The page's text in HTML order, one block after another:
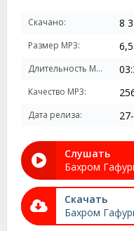
Скачано: 8
Размер MP3:
Длительность MP3:
Качество MP3:
Дата релиза:
Слушать
Бахром
Скачать
Бахром